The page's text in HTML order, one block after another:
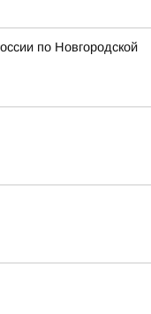
по Новгородской